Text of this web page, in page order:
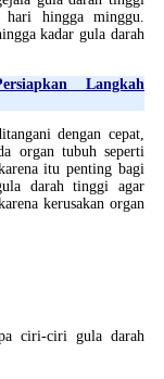
hari hingga minggu.
kadar gula darah
Langkah
dengan cepat,
organ tubuh seperti
itu penting bagi
darah tinggi agar
kerusakan organ
ciri-ciri gula darah